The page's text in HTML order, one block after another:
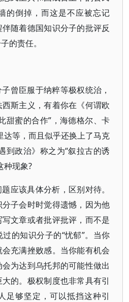
的倒掉，而这是不应被忘记
随着德国知识分子的批评反
的责任。
曾臣服于纳粹等极权统治，
斯主义，有着你在《何谓欧
甜蜜的合作”，海德格尔、卡
达等，而且似乎还换上了马克
到政治》称之为“叙拉古的诱
种现象?
应该具体分析，区别对待。
子会时时觉得遗憾，因为他
文章或者批评批评，而不是
的知识分子的“忧郁”。当你
充满挫败感。当你能有机会
为达到乌托邦的可能性做出
的。极权制度也非常具有引
足够坚定，可以抵挡这种引